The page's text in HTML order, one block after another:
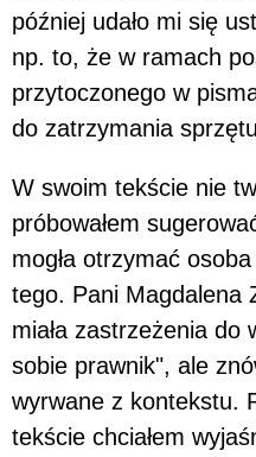
później udało mi się
np. to, że w ramach
przytoczonego w
do zatrzymania
W swoim tekście nie
próbowałem
mogła otrzymać
tego. Pani Magdalena
miała zastrzeżenia do
sobie prawnik", ale
wyrwane z kontekstu.
tekście chciałem